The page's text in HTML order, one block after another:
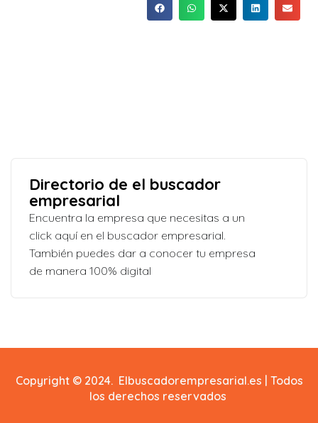
Directorio de el buscador
empresarial
Encuentra la empresa que necesitas a un
click aquí en el buscador empresarial.
También puedes dar a conocer tu empresa
de manera 100% digital
Copyright © 2024. Elbuscadorempresarial.es | Todos
los derechos reservados